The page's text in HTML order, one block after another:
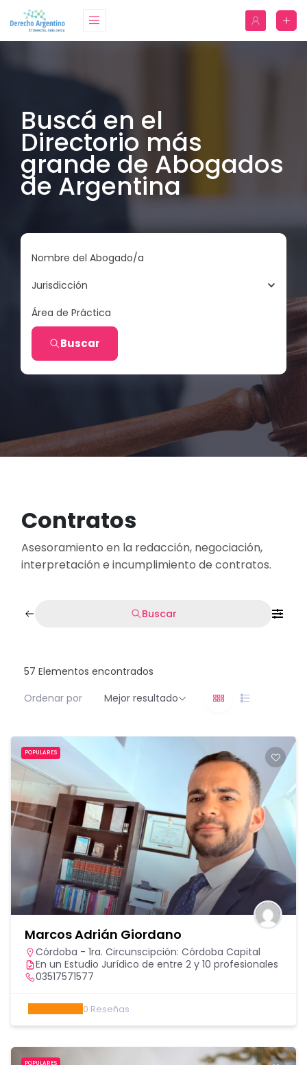
Buscá en el
Directorio más
grande de Abogados
de Argentina
Nombre del Abogado/a
Jurisdicción
Área de Práctica
Buscar
Contratos
Asesoramiento en la redacción, negociación,
interpretación e incumplimiento de contratos.
Buscar
57 Elementos encontrados
Ordenar por
Mejor resultado
POPULARES
Marcos Adrián Giordano
Córdoba - 1ra. Circunscipción: Córdoba Capital
En un Estudio Jurídico de entre 2 y 10 profesionales
03517571577
0 Reseñas
POPULARES